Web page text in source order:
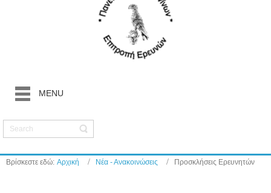
MENU
Βρίσκεστε εδώ: Αρχική Νέα - Ανακοινώσεις Προσκλήσεις Ερευνητών